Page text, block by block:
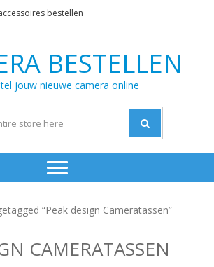
bestellen
BESTELLEN
jouw nieuwe camera online
“Peak design Cameratassen”
CAMERATASSEN